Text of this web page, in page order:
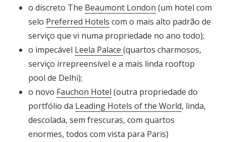
o discreto The Beaumont London (um hotel com
selo Preferred Hotels com o mais alto padrão de
serviço que vi numa propriedade no ano todo);
o impecável Leela Palace (quartos charmosos,
serviço irrepreensível e a mais linda rooftop
pool de Delhi);
o novo Fauchon Hotel (outra propriedade do
portfólio da Leading Hotels of the World, linda,
descolada, sem frescuras, com quartos
enormes, todos com vista para Paris)